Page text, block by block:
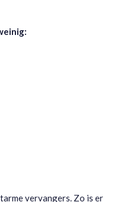
vervangers. Zo is er